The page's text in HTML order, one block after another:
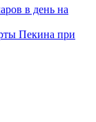
в день на
Пекина при